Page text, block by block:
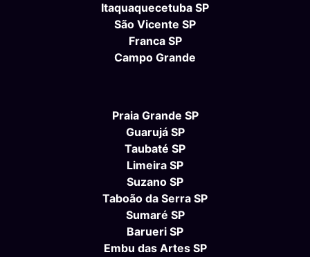
Itaquaquecetuba SP
São Vicente SP
Franca SP
Campo Grande
Praia Grande SP
Guarujá SP
Taubaté SP
Limeira SP
Suzano SP
Taboão da Serra SP
Sumaré SP
Barueri SP
Embu das Artes SP